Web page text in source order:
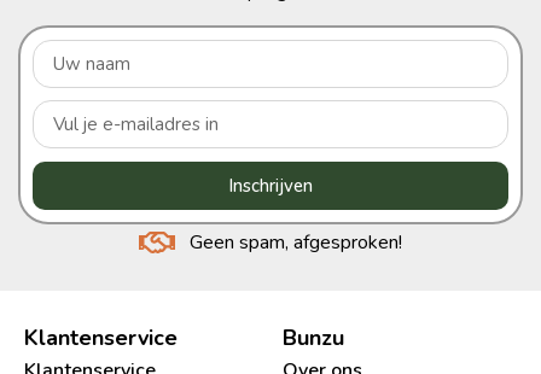
Inschrijven
Geen spam, afgesproken!
Klantenservice Bunzu